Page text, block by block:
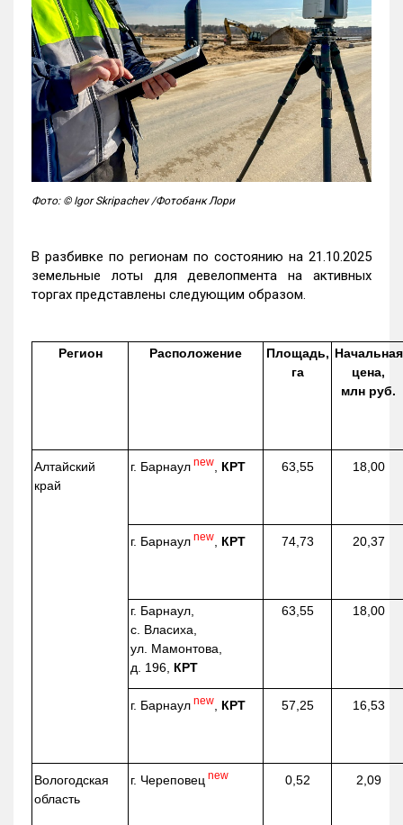
Фото: © Igor Skripachev /Фотобанк Лори
В разбивке по регионам по состоянию на 21.10.2025
земельные лоты для девелопмента на активных
торгах представлены следующим образом.
Регион Расположение
Площадь,
га
Начальная
цена,
млн руб.
Алтайский
край
г. Барнаул new КРТ 63,55 18,00
г. Барнаул new КРТ 74,73 20,37
г. Барнаул,
с. Власиха,
ул. Мамонтова,
д. 196, КРТ
63,55 18,00
г. Барнаул new КРТ 57,25 16,53
Вологодская
область
г. Череповец new 0,52 2,09